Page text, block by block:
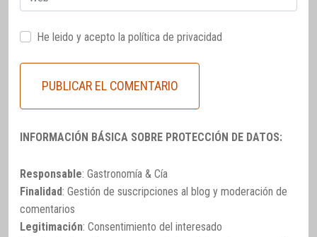
He leido y acepto la política de privacidad
INFORMACIÓN BÁSICA SOBRE PROTECCIÓN DE DATOS:
Responsable: Gastronomía & Cía
Finalidad: Gestión de suscripciones al blog y moderación de
comentarios
Legitimación: Consentimiento del interesado